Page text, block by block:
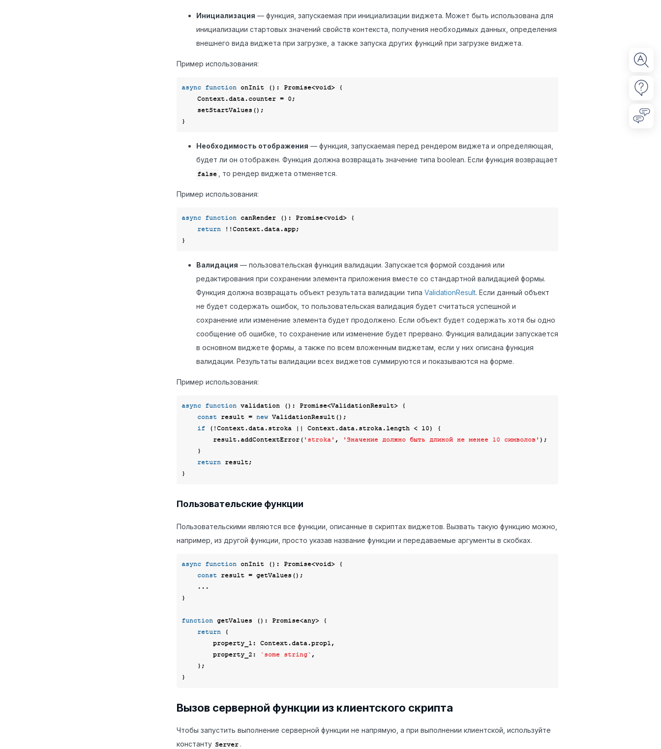
Инициализация — функция, запускаемая при инициализации виджета. Может быть использована для
инициализации стартовых значений свойств контекста, получения необходимых данных, определения
внешнего вида виджета при загрузке, а также запуска других функций при загрузке виджета.
Пример использования:
async function onInit (): Promise<void>
{
    Context.data.counter =
0;
Необходимость отображения — функция, запускаемая перед рендером виджета и определяющая,
будет ли он отображен. Функция должна возвращать значение типа boolean. Если функция возвращает
false , то рендер виджета отменяется.
Пример использования:
async function canRender (): Promise<void>
{
return !!Context.data.app;
Валидация — пользовательская функция валидации. Запускается формой создания или
редактирования при сохранении элемента приложения вместе со стандартной валидацией формы.
Функция должна возвращать объект результата валидации типа ValidationResult. Если данный объект
не будет содержать ошибок, то пользовательская валидация будет считаться успешной и
сохранение или изменение элемента будет продолжено. Если объект будет содержать хотя бы одно
сообщение об ошибке, то сохранение или изменение будет прервано. Функция валидации запускается
в основном виджете формы, а также по всем вложенным виджетам, если у них описана функция
валидации. Результаты валидации всех виджетов суммируются и показываются на форме.
Пример использования:
async function validation (): Promise<ValidationResult>
{
const result = new ValidationResult();
if (!Context.data.stroka || Context.data.stroka.length < 10) {
        result.addContextError(
'stroka' , 'Значение должно быть длиной не менее 10 символов' );
return result;
Пользовательские функции
Пользовательскими являются все функции, описанные в скриптах виджетов. Вызвать такую функцию можно,
например, из другой функции, просто указав название функции и передаваемые аргументы в скобках.
async function onInit (): Promise<void>
{
const result = getValues();
}
function getValues (): Promise<any>
{
return {
property_1 : Context.data.prop1,
property_2 : `some string` ,
Вызов серверной функции из клиентского скрипта
Чтобы запустить выполнение серверной функции не напрямую, а при выполнении клиентской, используйте
константу Server .